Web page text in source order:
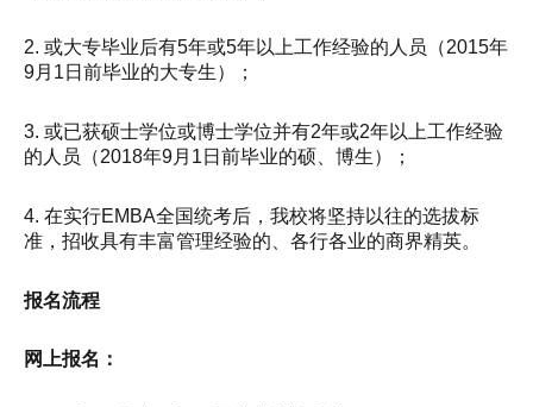
2. 或大专毕业后有5年或5年以上工作经验的人员（2015年
9月1日前毕业的大专生）；
3. 或已获硕士学位或博士学位并有2年或2年以上工作经验
的人员（2018年9月1日前毕业的硕、博生）；
4. 在实行EMBA全国统考后，我校将坚持以往的选拔标
准，招收具有丰富管理经验的、各行各业的商界精英。
报名流程
网上报名：